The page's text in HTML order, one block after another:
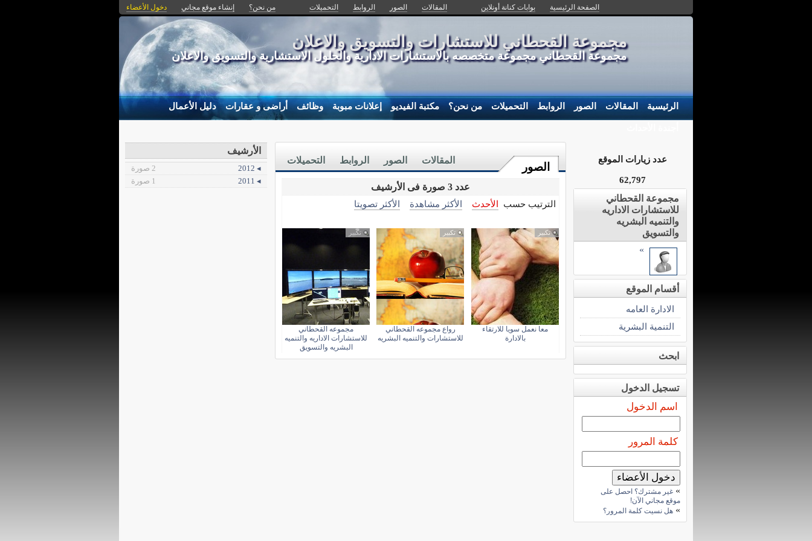
الصفحة الرئيسية بوابات كنانة أونلاين المقالات الصور الروابط التحميلات من نحن؟ إنشاء موقع مجاني دخول الأعضاء
مجموعة القحطاني للاستشارات والتسويق والاعلان
مجموعة القحطاني مجموعة متخصصه بالاستشارات الادارية والحلول الاستشارية والتسويق والاعلان
الرئيسية المقالات الصور الروابط التحميلات من نحن؟ مكتبة الفيديو إعلانات مبوبة وظائف أراضى و عقارات دليل الأعمال
الصور
التحميلات الروابط الصور المقالات
عدد 3 صورة فى الأرشيف
الترتيب حسب الأحدث الأكثر مشاهدة الأكثر تصويتا
تكبير
معا نعمل سويا للارتقاء
بالادارة
تكبير
رواع مجموعه القحطاني
للاستشارات والتنميه البشريه
تكبير
مجموعه القحطاني
للاستشارات الاداريه والتنميه
البشريه والتسويق
عدد زيارات الموقع
62,797
مجموعة القحطاني
للاستشارات الاداريه
والتنميه البشريه
والتسويق
»
أقسام الموقع
الادارة العامه
التنمية البشرية
ابحث
تسجيل الدخول
اسم الدخول
كلمة المرور
» غير مشترك؟ احصل على
موقع مجاني الآن!
» هل نسيت كلمة المرور؟
الأرشيف
◂ 2012
2 صورة
◂ 2011
1 صورة